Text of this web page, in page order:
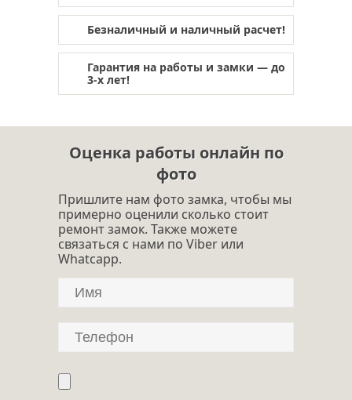
Безналичный и наличный расчет!
Гарантия на работы и замки — до
3-х лет!
Оценка работы онлайн по
фото
Пришлите нам фото замка, чтобы мы
примерно оценили сколько стоит
ремонт замок. Также можете
связаться с нами по Viber или
Whatcapp.